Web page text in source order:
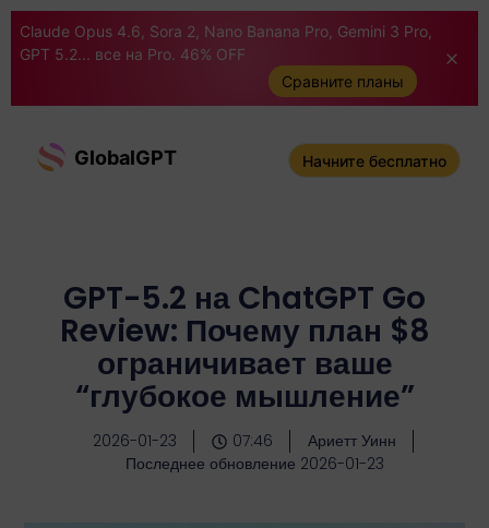
Claude Opus 4.6, Sora 2, Nano Banana Pro, Gemini 3 Pro,
GPT 5.2... все на Pro. 46% OFF
Сравните планы
GlobalGPT Начните бесплатно
GPT-5.2 на ChatGPT Go
Review: Почему план $8
ограничивает ваше
“глубокое мышление”
2026-01-23 07:46
Ариетт Уинн
Последнее обновление 2026-01-23